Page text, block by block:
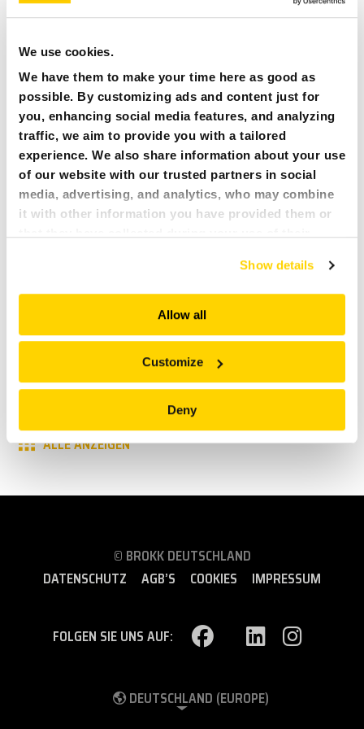
We use cookies.
We have them to make your time here as good as
possible. By customizing ads and content just for
you, enhancing social media features, and analyzing
traffic, we aim to provide you with a tailored
experience. We also share information about your use
of our website with our trusted partners in social
media, advertising, and analytics, who may combine
it with other information you have provided them or
and serve you content that truly matters. Join us and
explore more!
Show details
Allow all
Customize
Deny
PRESSE
KARRIERE
MY BROKK
SUCHEN
NEWSEINTRÄGE
spielt Brokk eine wichtige Rolle in Madrid, im Quatro Torres
Wolkenkratzer Spaniens und einige der höchsten Europas. Im
Herzen des Finanzdistrikts von Madrid gelegen, werden die
vier ikonischen Bauwerke bald durch ein fünftes, den Caleido
Ende 2019 fertig gestellt werden.
Verwandte Dokumente:
BROKK IN CUATRO TORRES IN MADRID
ALLE ANZEIGEN
© BROKK DEUTSCHLAND
DATENSCHUTZ
AGB’S COOKIES IMPRESSUM
FOLGEN SIE UNS AUF:
DEUTSCHLAND (EUROPE)